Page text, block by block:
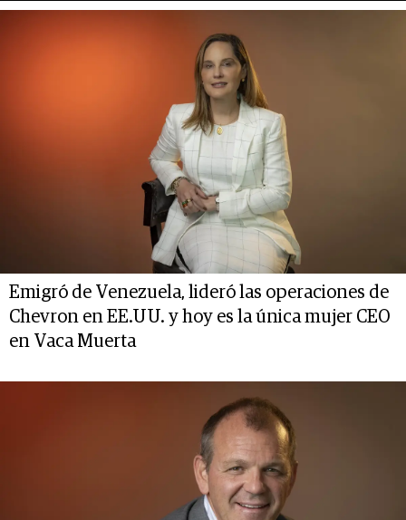
Emigró de Venezuela, lideró las operaciones de
Chevron en EE.UU. y hoy es la única mujer CEO
en Vaca Muerta